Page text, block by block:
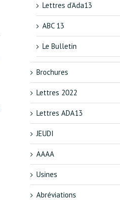
Lettres d’Ada13
ABC 13
Le Bulletin
Brochures
Lettres 2022
Lettres ADA13
JEUDI
AAAA
Usines
Abréviations